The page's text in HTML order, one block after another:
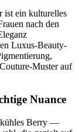
ist ein kulturelles
nach den
Luxus-Beauty-
Muster auf
Nuance
kühles Berry —